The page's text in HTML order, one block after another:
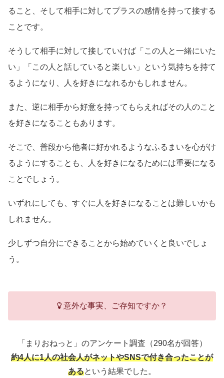
ること、そして相手に対してプラスの感情を持って接する
ことです。
そうして相手に対して接していけば「この人と一緒にいた
い」「この人と話していると楽しい」という気持ちを持て
るようになり、人を好きになれるかもしれません。
また、逆に相手から好意を持ってもらえればその人のこと
を好きになることもあります。
そこで、普段から他者に好かれるようなふるまいを心がけ
るようにすることも、人を好きになるためには重要になる
ことでしょう。
いずれにしても、すぐに人を好きになることは難しいかも
しれません。
少しずつ自分にできることから始めていくと良いでしょ
う。
意外な事実、ご存知ですか？
「まりおねっと」のアンケート調査（290名が回答）
約4人に1人の社会人がネットやSNSで付き合ったことが
あるという結果でした。